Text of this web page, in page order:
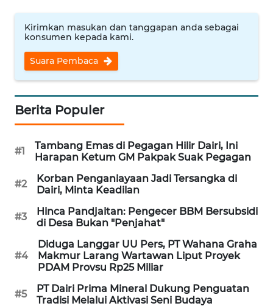
Kirimkan masukan dan tanggapan anda sebagai
konsumen kepada kami.
Suara Pembaca
Berita Populer
#1
Tambang Emas di Pegagan Hilir Dairi, Ini
Harapan Ketum GM Pakpak Suak Pegagan
#2
Korban Penganiayaan Jadi Tersangka di
Dairi, Minta Keadilan
#3
Hinca Pandjaitan: Pengecer BBM Bersubsidi
di Desa Bukan "Penjahat"
#4
Diduga Langgar UU Pers, PT Wahana Graha
Makmur Larang Wartawan Liput Proyek
PDAM Provsu Rp25 Miliar
#5
PT Dairi Prima Mineral Dukung Penguatan
Tradisi Melalui Aktivasi Seni Budaya
BINJAI
CIREBON
INDRAMAYU
KUNINGAN
WN
MAJALENGKA
WN
SUBANG
WN
SUKABUMI